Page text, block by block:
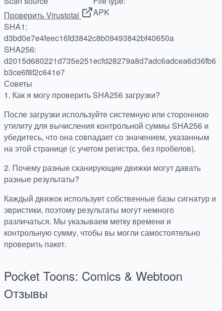
Проверить Virustotal
APK
SHA1:
d3bd0e7e4feec16fd3842c8b09493842bf40650a
SHA256:
d2015d680221d735e251ecfd28279a8d7adc6adcea6d36fb6
b3ce6f8f2c641e7
Советы
1. Как я могу проверить SHA256 загрузки?
После загрузки используйте системную или стороннюю
утилиту для вычисления контрольной суммы SHA256 и
убедитесь, что она совпадает со значением, указанным
на этой странице (с учетом регистра, без пробелов).
2. Почему разные сканирующие движки могут давать
разные результаты?
Каждый движок использует собственные базы сигнатур и
эвристики, поэтому результаты могут немного
различаться. Мы указываем метку времени и
контрольную сумму, чтобы вы могли самостоятельно
проверить пакет.
Pocket Toons: Comics & Webtoon
Отзывы